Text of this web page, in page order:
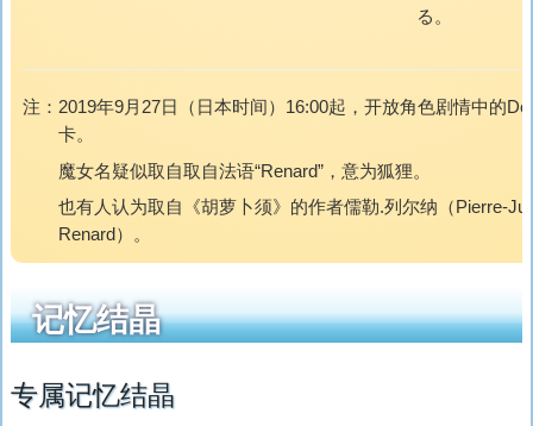
る。
注： 2019年9月27日（日本时间）16:00起，开放角色剧情中的
卡。
魔女名疑似取自取自法语“Renard”，意为狐狸。
也有人认为取自《胡萝卜须》的作者儒勒.列尔纳（Pierre-
Renard）。
记忆结晶
专属记忆结晶